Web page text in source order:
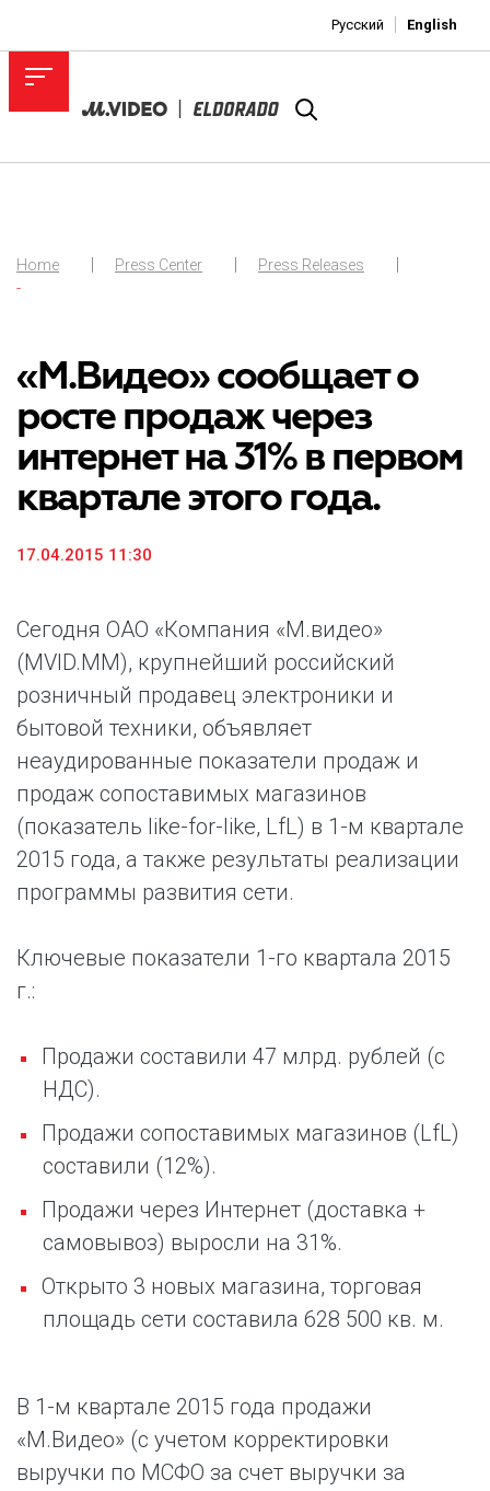
Русский English
Home Press Center
Press Releases
-
«М.Видео» сообщает о
росте продаж через
интернет на 31% в первом
квартале этого года.
17.04.2015 11:30
Сегодня ОАО «Компания «М.видео»
(MVID.MM), крупнейший российский
розничный продавец электроники и
бытовой техники, объявляет
неаудированные показатели продаж и
продаж сопоставимых магазинов
(показатель like-for-like, LfL) в 1-м квартале
2015 года, а также результаты реализации
программы развития сети.
Ключевые показатели 1-го квартала 2015
г.:
Продажи составили 47 млрд. рублей (с
НДС).
Продажи сопоставимых магазинов (LfL)
составили (12%).
Продажи через Интернет (доставка +
самовывоз) выросли на 31%.
Открыто 3 новых магазина, торговая
площадь сети составила 628 500 кв. м.
В 1-м квартале 2015 года продажи
«М.Видео» (с учетом корректировки
выручки по МСФО за счет выручки за